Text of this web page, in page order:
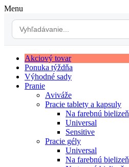
Menu
Akciový tovar
Ponuka týždňa
Výhodné sady
Pranie
Aviváže
Pracie tablety a kapsuly
Na farebnú bielizeň
Universal
Sensitive
Pracie gély
Universal
Na farebnú bielizeň